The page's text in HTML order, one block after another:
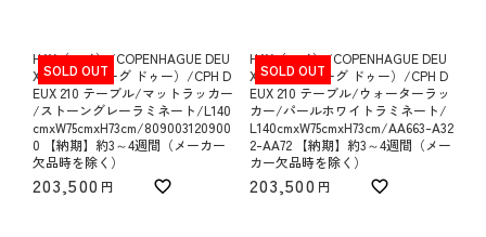
SOLD OUT
HAY（ヘイ）/COPENHAGUE DEU
X（コペンハーグ ドゥー）/CPH D
EUX 210 テーブル/マットラッカー
/ストーングレーラミネート/L140
cmxW75cmxH73cm/809003120900
0 【納期】約3～4週間（メーカー
欠品時を除く）
203,500
SOLD OUT
HAY（ヘイ）/COPENHAGUE DEU
X（コペンハーグ ドゥー）/CPH D
EUX 210 テーブル/ウォーターラッ
カー/パールホワイトラミネート/
L140cmxW75cmxH73cm/AA663-A32
2-AA72 【納期】約3～4週間（メー
カー欠品時を除く）
203,500